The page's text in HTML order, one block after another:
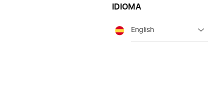
IDIOMA
Idioma